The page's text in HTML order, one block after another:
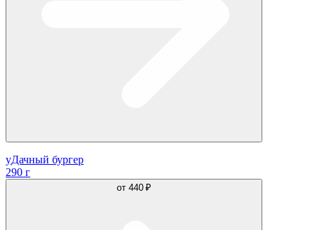
уДачный бургер
290 г
от 440 ₽